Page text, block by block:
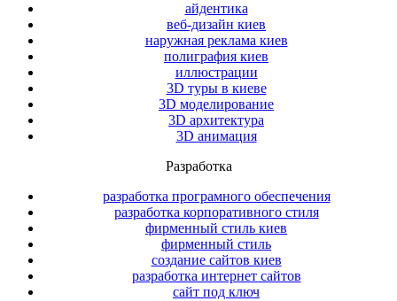
айдентика
веб-дизайн киев
наружная реклама киев
полиграфия киев
иллюстрации
3D туры в киеве
3D моделирование
3D архитектура
3D анимация
Разработка
разработка програмного обеспечения
разработка корпоративного стиля
фирменный стиль киев
фирменный стиль
создание сайтов киев
разработка интернет сайтов
сайт под ключ